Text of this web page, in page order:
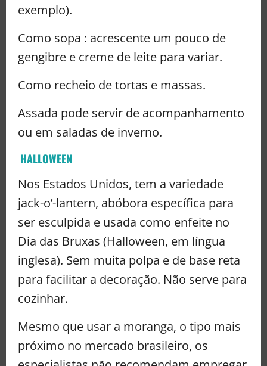
exemplo).
Como sopa : acrescente um pouco de
gengibre e creme de leite para variar.
Como recheio de tortas e massas.
Assada pode servir de acompanhamento
ou em saladas de inverno.
HALLOWEEN
Nos Estados Unidos, tem a variedade
jack-o’-lantern, abóbora específica para
ser esculpida e usada como enfeite no
Dia das Bruxas (Halloween, em língua
inglesa). Sem muita polpa e de base reta
para facilitar a decoração. Não serve para
cozinhar.
Mesmo que usar a moranga, o tipo mais
próximo no mercado brasileiro, os